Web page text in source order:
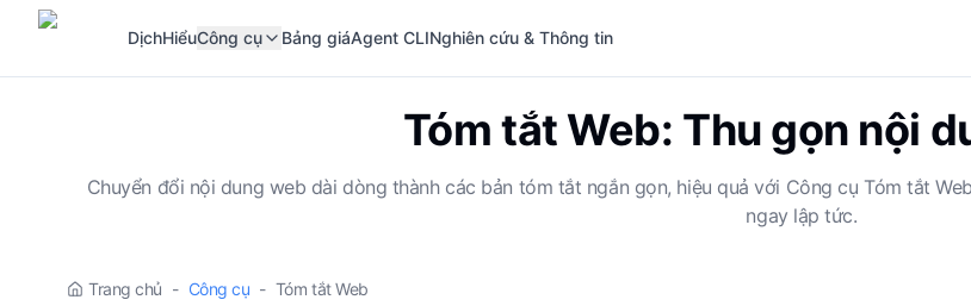
DịchHiểuCông cụ Bảng giáAgent CLINghiên cứu & Thông tin
Tóm tắt Web: Thu gọn nội
Chuyển đổi nội dung web dài dòng thành các bản tóm tắt ngắn gọn, hiệu quả với Công cụ Tóm tắt
ngay lập tức.
Trang chủ - Công cụ - Tóm tắt Web